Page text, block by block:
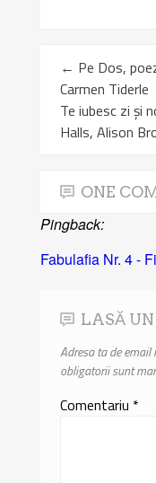
← Pe Dos,
Carmen Tiderle
Te iubesc zi și
Halls, Alison
ONE
Pingback:
Fabulafia Nr. 4 -
LASĂ UN
Adresa ta de
obligatorii sunt
Comentariu *